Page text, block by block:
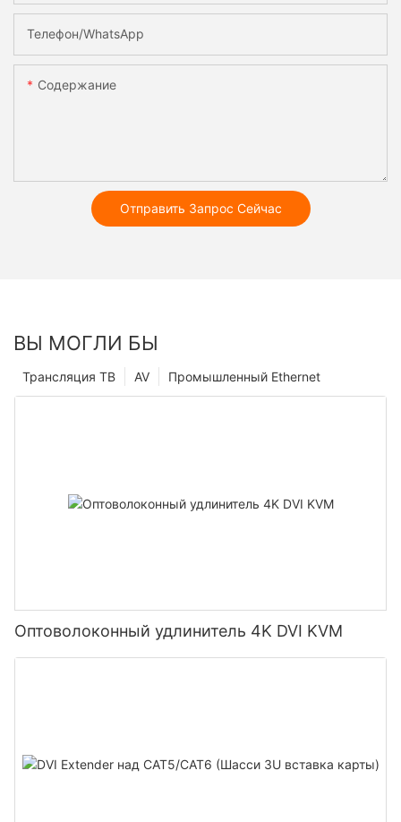
Телефон/WhatsApp
Содержание
Отправить Запрос Сейчас
ВЫ МОГЛИ БЫ
Промышленный Ethernet
AV
Трансляция ТВ
Оптоволоконный удлинитель 4K DVI KVM